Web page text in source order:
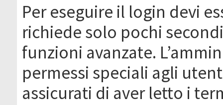
Per eseguire il login devi
richiede solo pochi
funzioni avanzate.
permessi speciali agli
assicurati di aver letto i